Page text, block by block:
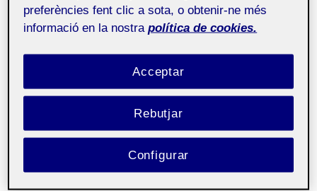
director de Kinora, una empresa que creamos hace
cinco años, a finales del 97, para dedicarnos a la
interactivos. En general nos dedicamos a la creación
de contenidos digitales en cualquier tipo de
plataforma'
Helena López 7 de juny de 2002
‘El boom de Internet hizo que mucha gente invirtiera
mucho dinero en productos comunicativos a través de
preferències fent clic a sota, o obtenir-ne més
informació en la nostra política de cookies.
Rebutjar
Acceptar
Configurar